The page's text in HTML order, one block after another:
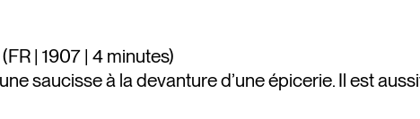
| 1907 | 4 minutes)
saucisse à la devanture d’une épicerie. Il est